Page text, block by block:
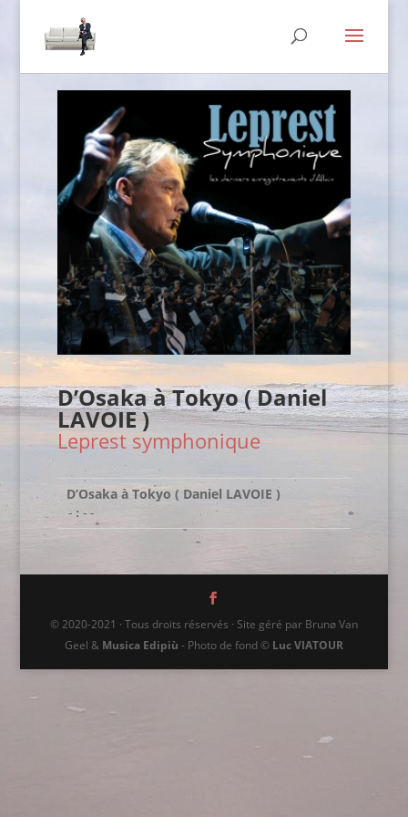
D’Osaka à Tokyo ( Daniel
LAVOIE )
Leprest symphonique
D’Osaka à Tokyo ( Daniel LAVOIE )
-:--
© 2020-2021 · Tous droits réservés · Site géré par Brunø Van
Geel & Musica Edipiù - Photo de fond © Luc VIATOUR